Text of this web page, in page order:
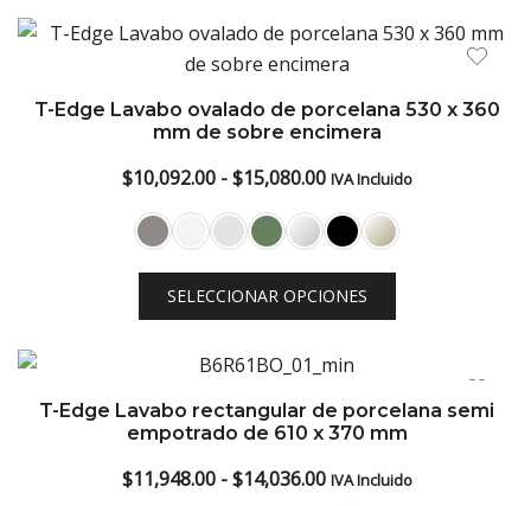
$17,516.00
T-Edge Lavabo ovalado de porcelana 530 x 360
mm de sobre encimera
$10,092.00 - $15,080.00Rango
de
precios:
desde
$10,092.00
$15,080.00
IVA Incluido
SELECCIONAR OPCIONES
T-Edge Lavabo rectangular de porcelana semi
empotrado de 610 x 370 mm
$11,948.00 - $14,036.00Rango
IVA Incluido